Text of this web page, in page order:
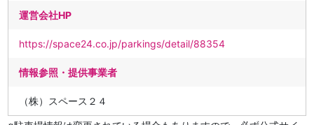
運営会社HP
https://space24.co.jp/parkings/detail/88354
情報参照・提供事業者
（株）スペース２４